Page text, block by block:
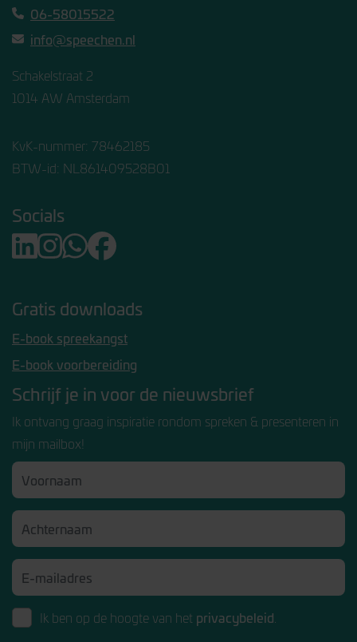
06-58015522
info@speechen.nl
Schakelstraat 2
1014 AW Amsterdam
KvK-nummer: 78462185
BTW-id: NL861409528B01
Socials
Gratis downloads
E-book spreekangst
E-book voorbereiding
Schrijf je in voor de nieuwsbrief
Ik ontvang graag inspiratie rondom spreken & presenteren in
mijn mailbox!
Ik ben op de hoogte van het privacybeleid